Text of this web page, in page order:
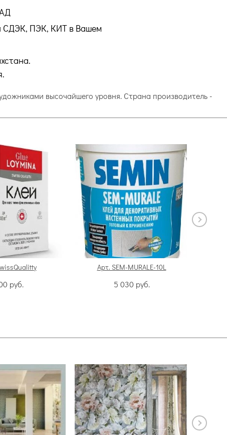
СДЭК, ПЭК, КИТ в Вашем
высочайшего уровня. Страна производитель -
руб.
Арт. SEM-MURALE-10L
5 030 руб.